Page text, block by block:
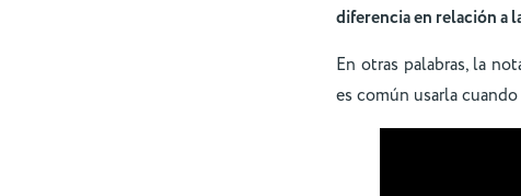
diferencia en relación a
En otras palabras, la
es común usarla